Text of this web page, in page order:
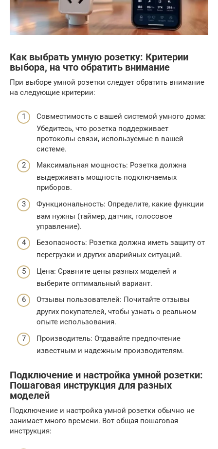
Как выбрать умную розетку: Критерии
выбора, на что обратить внимание
При выборе умной розетки следует обратить внимание
на следующие критерии:
Совместимость с вашей системой умного дома:
Убедитесь, что розетка поддерживает
протоколы связи, используемые в вашей
системе.
Максимальная мощность: Розетка должна
выдерживать мощность подключаемых
приборов.
Функциональность: Определите, какие функции
вам нужны (таймер, датчик, голосовое
управление).
Безопасность: Розетка должна иметь защиту от
перегрузки и других аварийных ситуаций.
Цена: Сравните цены разных моделей и
выберите оптимальный вариант.
Отзывы пользователей: Почитайте отзывы
других покупателей, чтобы узнать о реальном
опыте использования.
Производитель: Отдавайте предпочтение
известным и надежным производителям.
Подключение и настройка умной розетки:
Пошаговая инструкция для разных
моделей
Подключение и настройка умной розетки обычно не
занимает много времени. Вот общая пошаговая
инструкция: